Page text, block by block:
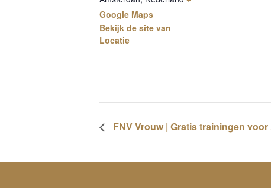
Google Maps
Bekijk de site van
Locatie
FNV Vrouw | Gratis trainingen